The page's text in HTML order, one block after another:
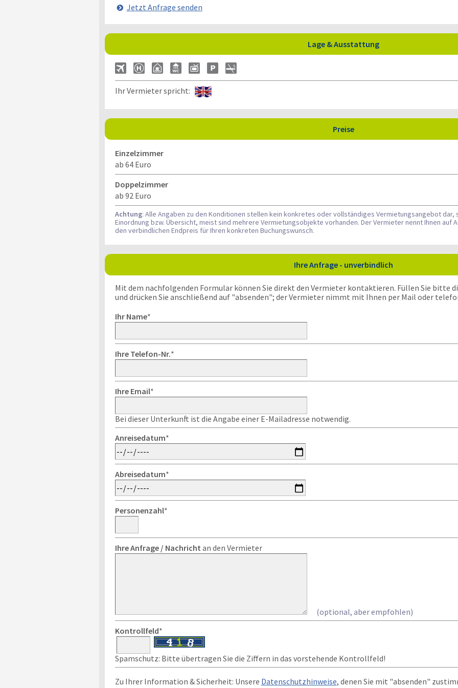
Jetzt Anfrage senden
Lage & Ausstattung
Ihr Vermieter spricht:
Preise
Einzelzimmer
ab 64 Euro
Doppelzimmer
ab 92 Euro
Achtung: Alle Angaben zu den Konditionen stellen kein konkretes oder vollständiges Vermietungsangebot
Einordnung bzw. Übersicht, meist sind mehrere Vermietungsobjekte vorhanden. Der Vermieter nennt Ihnen auf
den verbindlichen Endpreis für Ihren konkreten Buchungswunsch.
Ihre Anfrage - unverbindlich
Mit dem nachfolgenden Formular können Sie direkt den Vermieter kontaktieren. Füllen Sie bitte
und drücken Sie anschließend auf "absenden"; der Vermieter nimmt mit Ihnen per Mail oder
Ihr Name*
Ihre Telefon-Nr.*
Ihre Email*
Bei dieser Unterkunft ist die Angabe einer E-Mailadresse notwendig.
Anreisedatum*
Abreisedatum*
Personenzahl*
Ihre Anfrage / Nachricht an den Vermieter
(optional, aber empfohlen)
Kontrollfeld*
Spamschutz: Bitte übertragen Sie die Ziffern in das vorstehende Kontrollfeld!
Zu Ihrer Information & Sicherheit: Unsere Datenschutzhinweise, denen Sie mit "absenden"